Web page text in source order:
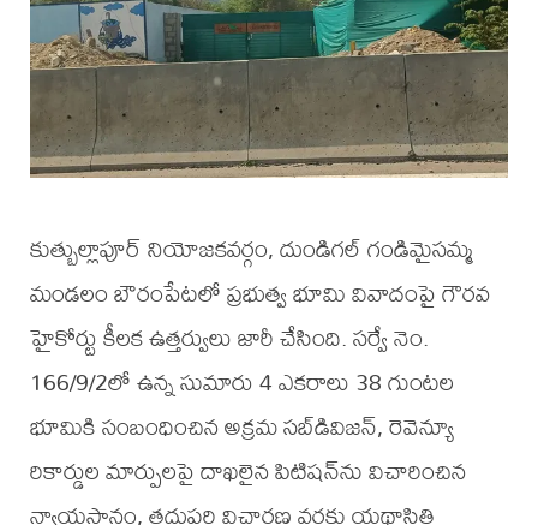
కుత్బుల్లాపూర్ నియోజకవర్గం, దుండిగల్ గండిమైసమ్మ
మండలం బౌరంపేటలో ప్రభుత్వ భూమి వివాదంపై గౌరవ
హైకోర్టు కీలక ఉత్తర్వులు జారీ చేసింది. సర్వే నెం.
166/9/2లో ఉన్న సుమారు 4 ఎకరాలు 38 గుంటల
భూమికి సంబంధించిన అక్రమ సబ్‌డివిజన్, రెవెన్యూ
రికార్డుల మార్పులపై దాఖలైన పిటిషన్‌ను విచారించిన
న్యాయస్థానం, తదుపరి విచారణ వరకు యథాస్థితి